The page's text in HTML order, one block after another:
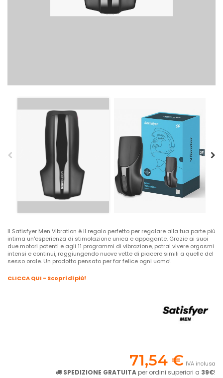
Il Satisfyer Men Vibration è il regalo perfetto per regalare alla tua parte più
intima un'esperienza di stimolazione unica e appagante. Grazie ai suoi
due motori potenti e agli 11 programmi di vibrazione, potrai vivere orgasmi
intensi e continui, raggiungendo nuove vette di piacere simili a quelle del
sesso orale. Un prodotto pensato per far felice ogni uomo!
CLICCA QUI - Scopri di più!
71,54 € IVA inclusa
SPEDIZIONE GRATUITA per ordini superiori a 39€!